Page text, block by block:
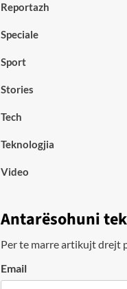
Reportazh
Speciale
Sport
Stories
Tech
Teknologjia
Video
Antarësohuni
Per te marre artikujt drejt
Email